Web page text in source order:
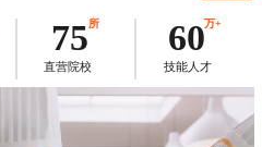
75所
直营院校
60万+
技能人才